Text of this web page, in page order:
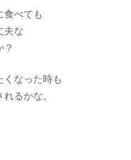
食べても
夫な
？
くなった時も
るかな。